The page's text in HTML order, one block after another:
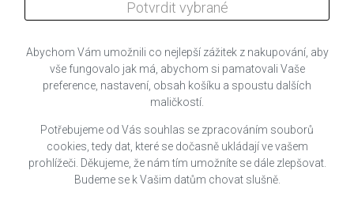
Abychom Vám umožnili co nejlepší zážitek z nakupování, aby
vše fungovalo jak má, abychom si pamatovali Vaše
preference, nastavení, obsah košíku a spoustu dalších
maličkostí.
Potřebujeme od Vás souhlas se zpracováním souborů
cookies, tedy dat, které se dočasně ukládají ve vašem
prohlížeči. Děkujeme, že nám tím umožníte se dále zlepšovat.
Budeme se k Vašim datům chovat slušně.
Potvrdit vybrané
WAGO 2273-208 SVORKA (8) - 0.5 - 2.5 mm2